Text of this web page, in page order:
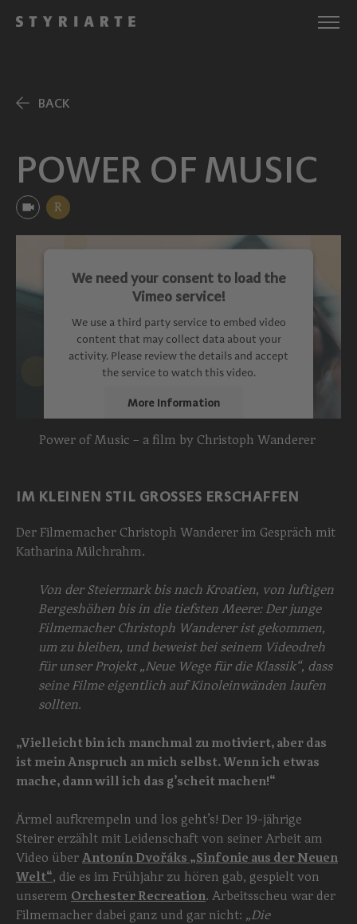
BACK
POWER OF MUSIC
R
We need your consent to load the
Vimeo service!
We use a third party service to embed video
content that may collect data about your
activity. Please review the details and accept
the service to watch this video.
More Information
Accept
Management Platform
Power of Music – a film by Christoph Wanderer
IM KLEINEN STIL GROSSES ERSCHAFFEN
Der Filmemacher Christoph Wanderer im Gespräch mit
Katharina Milchrahm.
Von der Steiermark bis nach Kroatien, von luftigen
Bergeshöhen bis in die tiefsten Meere: Der junge
Filmemacher Christoph Wanderer ist gekommen,
um zu bleiben, und beweist bei seinem Videodreh
für unser Projekt „Neue Wege für die Klassik“, dass
seine Filme eigentlich auf Kinoleinwänden laufen
sollten.
„Vielleicht bin ich manchmal zu motiviert, aber das
ist mein Anspruch an mich selbst. Wenn ich etwas
mache, dann will ich das g’scheit machen!“
Ärmel aufkrempeln und los geht’s! Der 19-jährige
Steirer erzählt mit Leidenschaft von seiner Arbeit am
Video über Antonín Dvořáks „Sinfonie aus der Neuen
Welt“, die es im Frühjahr zu hören gab, gespielt von
unserem Orchester Recreation. Arbeitsscheu war der
Filmemacher dabei ganz und gar nicht: „Die